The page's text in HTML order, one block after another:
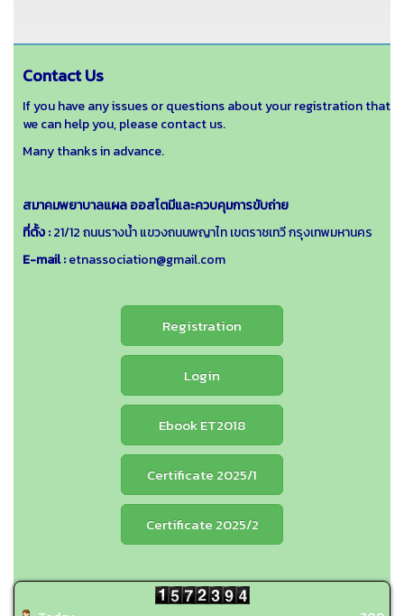
Contact Us
If you have any issues or questions about your registration that
we can help you, please contact us.
Many thanks in advance.
สมาคมพยาบาลแผล ออสโตมีและควบคุมการขับถ่าย
ที่ตั้ง :21/12 ถนนรางน้ำ แขวงถนนพญาไท เขตราชเทวี กรุงเทพมหานคร
E-mail :etnassociation@gmail.com
Registration
Login
Ebook ET2018
Certificate 2025/1
Certificate 2025/2